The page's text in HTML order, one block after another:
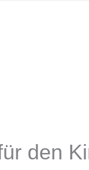
den